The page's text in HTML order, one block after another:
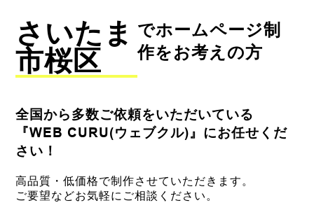
さいたま
市桜区
でホームページ制
作をお考えの方
全国から多数ご依頼をいただいている
『WEB CURU(ウェブクル)』にお任せくだ
さい！
高品質・低価格で制作させていただきます。
ご要望などお気軽にご相談ください。